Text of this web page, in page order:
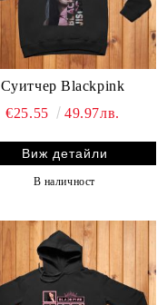
Суитчер Blackpink
€25.55
49.97лв.
Виж детайли
В наличност